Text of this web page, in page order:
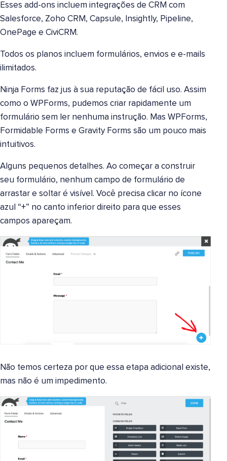
Esses add-ons incluem integrações de CRM com
Salesforce, Zoho CRM, Capsule, Insightly, Pipeline,
OnePage e CiviCRM.
Todos os planos incluem formulários, envios e e-mails
ilimitados.
Ninja Forms faz jus à sua reputação de fácil uso. Assim
como o WPForms, pudemos criar rapidamente um
formulário sem ler nenhuma instrução. Mas WPForms,
Formidable Forms e Gravity Forms são um pouco mais
intuitivos.
Alguns pequenos detalhes. Ao começar a construir
seu formulário, nenhum campo de formulário de
arrastar e soltar é visível. Você precisa clicar no ícone
azul “+” no canto inferior direito para que esses
campos apareçam.
Não temos certeza por que essa etapa adicional existe,
mas não é um impedimento.